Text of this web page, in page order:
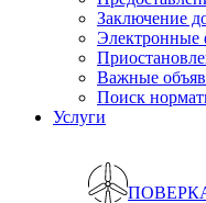
Заключение
Электронные
Важные
Поиск
Услуги